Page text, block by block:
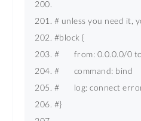
# unless you need it,
#block {
#       from: 0.0.0.0/0
#       command: bind
#       log: connect
#}